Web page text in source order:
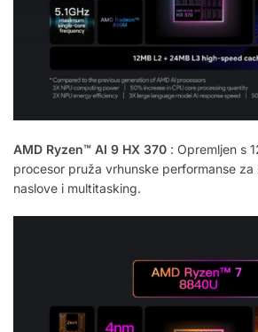
AMD Ryzen™ AI 9 HX 370 : Opremljen s
procesor pruža vrhunske performanse za
naslove i multitasking.